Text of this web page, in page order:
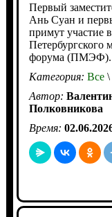
Первый
Ань Суан и
примут участие
Петербургского
форума (ПМЭФ).
Категория: Все\
Автор:
Полковникова
Время: